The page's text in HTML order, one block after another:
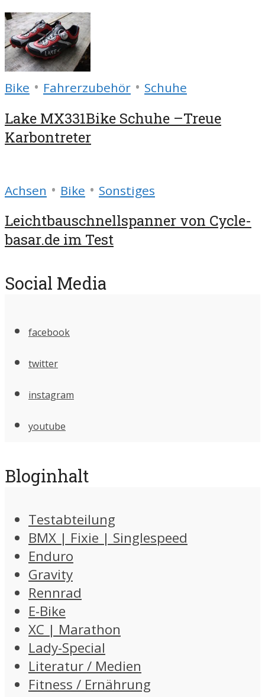
Bike • Fahrerzubehör • Schuhe
Lake MX331Bike Schuhe –Treue
Karbontreter
Achsen • Bike • Sonstiges
Leichtbauschnellspanner von Cycle-
basar.de im Test
Social Media
facebook
twitter
instagram
youtube
Bloginhalt
Testabteilung
BMX | Fixie | Singlespeed
Enduro
Gravity
Rennrad
E-Bike
XC | Marathon
Lady-Special
Literatur / Medien
Fitness / Ernährung